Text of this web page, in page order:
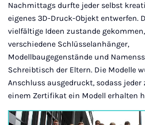
Nachmittags durfte jeder selbst
eigenes 3D-Druck-Objekt entwerfen.
vielfältige Ideen zustande
verschiedene Schlüsselanhänger,
Modellbaugegenstände und
Schreibtisch der Eltern. Die Modelle
Anschluss ausgedruckt, sodass jeder
einem Zertifikat ein Modell erhalten